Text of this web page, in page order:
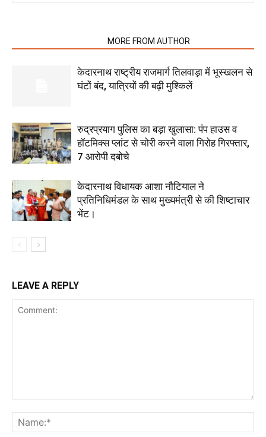
MORE FROM AUTHOR
केदारनाथ राष्ट्रीय राजमार्ग तिलवाड़ा में भूस्खलन से
घंटों बंद, यात्रियों की बढ़ी मुश्किलें
रुद्रप्रयाग पुलिस का बड़ा खुलासा: पंप हाउस व
हॉटमिक्स प्लांट से चोरी करने वाला गिरोह गिरफ्तार,
7 आरोपी दबोचे
केदारनाथ विधायक आशा नौटियाल ने
प्रतिनिधिमंडल के साथ मुख्यमंत्री से की शिष्टाचार
भेंट।
LEAVE A REPLY